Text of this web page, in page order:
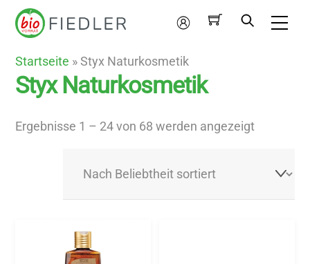
Skip
Mein
Konto
Startseite »Styx Naturkosmetik
Styx Naturkosmetik
Ergebnisse 1 – 24 von 68 werden angezeigtNach